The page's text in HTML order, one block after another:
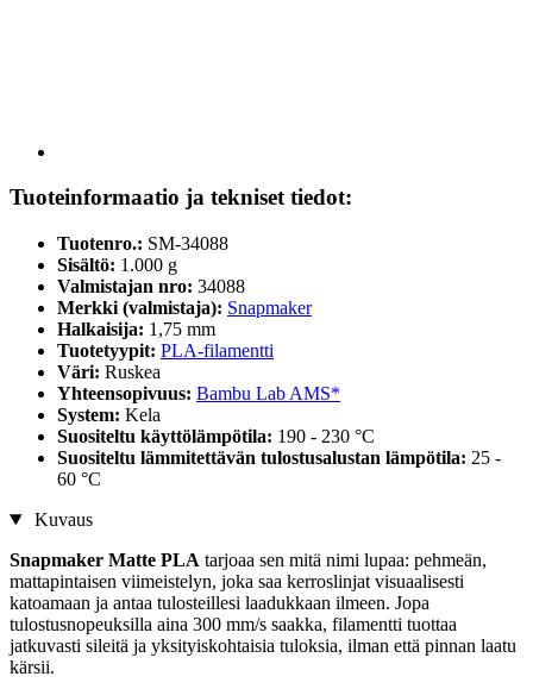
Tuoteinformaatio ja tekniset tiedot:
Tuotenro.: SM-34088
Sisältö: 1.000 g
Valmistajan nro: 34088
Merkki (valmistaja): Snapmaker
Halkaisija: 1,75 mm
Tuotetyypit: PLA-filamentti
Väri: Ruskea
Yhteensopivuus: Bambu Lab AMS*
System: Kela
Suositeltu käyttölämpötila: 190 - 230 °C
Suositeltu lämmitettävän tulostusalustan lämpötila: 25 -
60 °C
Kuvaus
Snapmaker Matte PLA tarjoaa sen mitä nimi lupaa: pehmeän,
mattapintaisen viimeistelyn, joka saa kerroslinjat visuaalisesti
katoamaan ja antaa tulosteillesi laadukkaan ilmeen. Jopa
tulostusnopeuksilla aina 300 mm/s saakka, filamentti tuottaa
jatkuvasti sileitä ja yksityiskohtaisia tuloksia, ilman että pinnan laatu
kärsii.